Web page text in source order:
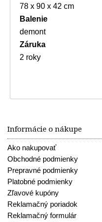
78 x 90 x 42 cm
Balenie
demont
Záruka
2 roky
Informácie o nákupe
Ako nakupovať
Obchodné podmienky
Prepravné podmienky
Platobné podmienky
Zľavové kupóny
Reklamačný poriadok
Reklamačný formulár